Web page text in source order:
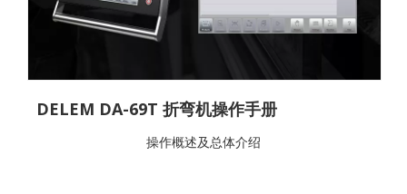
DELEM DA-69T 折弯机操作手册
操作概述及总体介绍